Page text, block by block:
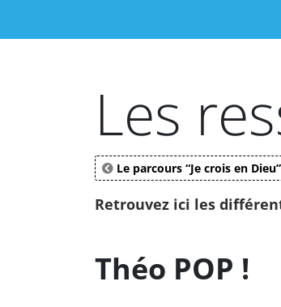
Les
Le parcours “Je crois en Dieu”
Retrouvez ici les
Théo POP !